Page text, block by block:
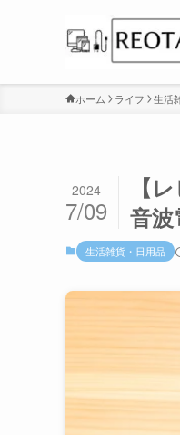
ホーム ライフ 生活
【
音
2024
7/09
生活雑貨・日用品